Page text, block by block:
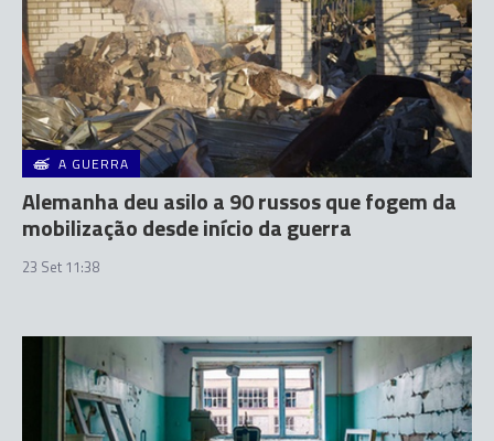
A GUERRA
Alemanha deu asilo a 90 russos que fogem da
mobilização desde início da guerra
23 Set 11:38